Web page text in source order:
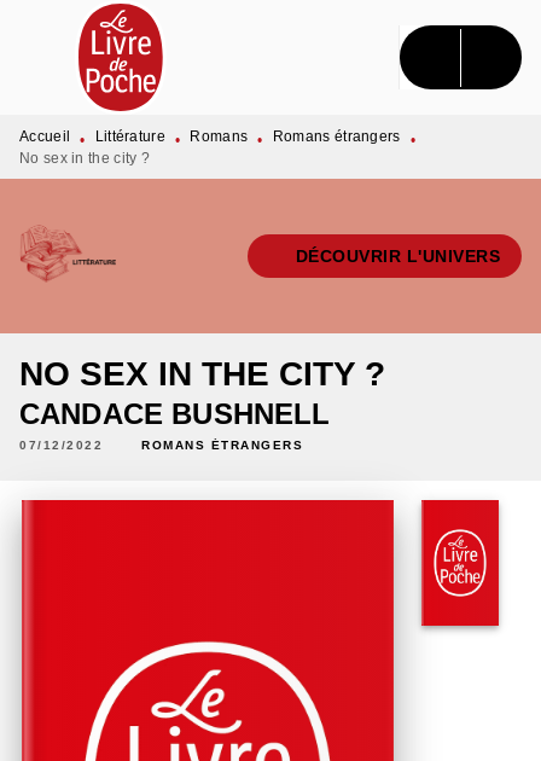
MENU RECHERCHE CONTENU
PIED DE PAGE
Accueil • Littérature • Romans • Romans étrangers
•
No sex in the city ?
DÉCOUVRIR L'UNIVERS
NO SEX IN THE CITY ?
CANDACE BUSHNELL
07/12/2022 ROMANS ÉTRANGERS